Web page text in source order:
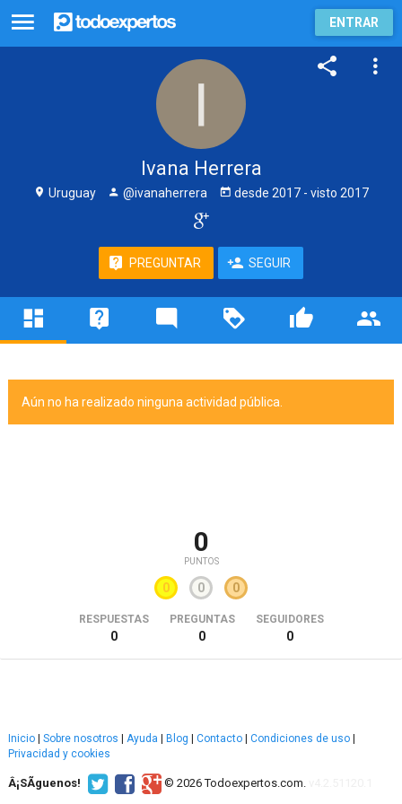
ENTRAR
Ivana Herrera
Uruguay @ivanaherrera desde 2017 - visto 2017
PREGUNTAR SEGUIR
Aún no ha realizado ninguna actividad pública.
0
PUNTOS
0 0 0
RESPUESTAS
0
PREGUNTAS
0
SEGUIDORES
0
Inicio Sobre nosotros Ayuda Blog Contacto Condiciones de uso
Privacidad y cookies
Â¡SÃ­guenos! © 2026 Todoexpertos.com.